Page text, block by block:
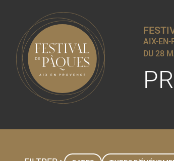
AIX-EN-
DU 28